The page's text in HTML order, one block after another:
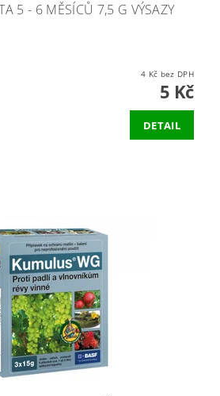
5 - 6 MĚSÍCŮ 7,5 G VÝSAZY
4 Kč bez DPH
5 Kč
DETAIL